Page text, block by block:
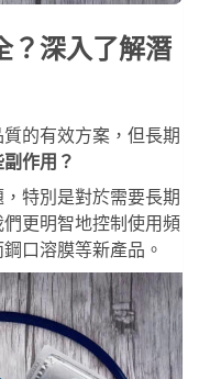
？深入了解潛
的有效方案，但長期
作用？
特別是對於需要長期
更明智地控制使用頻
鋼口溶膜等新產品。